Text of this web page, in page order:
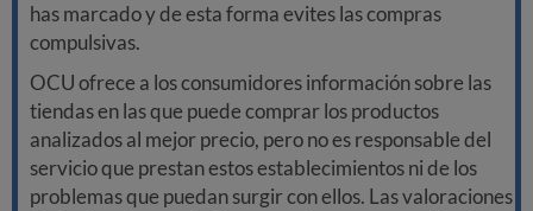
has marcado y de esta forma evites las compras
compulsivas.
OCU ofrece a los consumidores información sobre las
tiendas en las que puede comprar los productos
analizados al mejor precio, pero no es responsable del
servicio que prestan estos establecimientos ni de los
problemas que puedan surgir con ellos. Las valoraciones